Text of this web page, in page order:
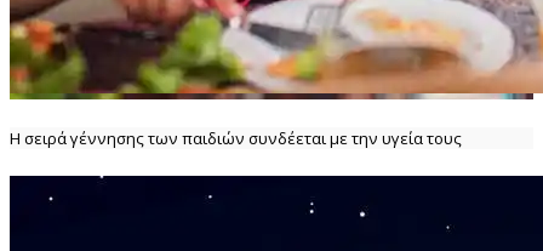
Η σειρά γέννησης των παιδιών συνδέεται με την υγεία τους